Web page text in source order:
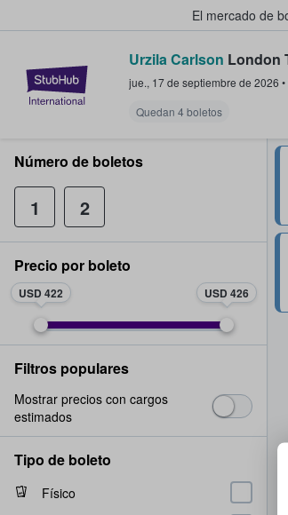
El mercado de
StubHub: donde
Urzila Carlson London
jue., 17 de septiembre de 2026 •
Quedan 4 boletos
Número de boletos
1 2
Precio por boleto
USD 422 USD 426
Filtros populares
Mostrar precios con cargos
estimados
Tipo de boleto
Físico